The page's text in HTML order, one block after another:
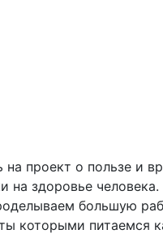
на проект о пользе
на здоровье человека.
большую
которыми питаемся